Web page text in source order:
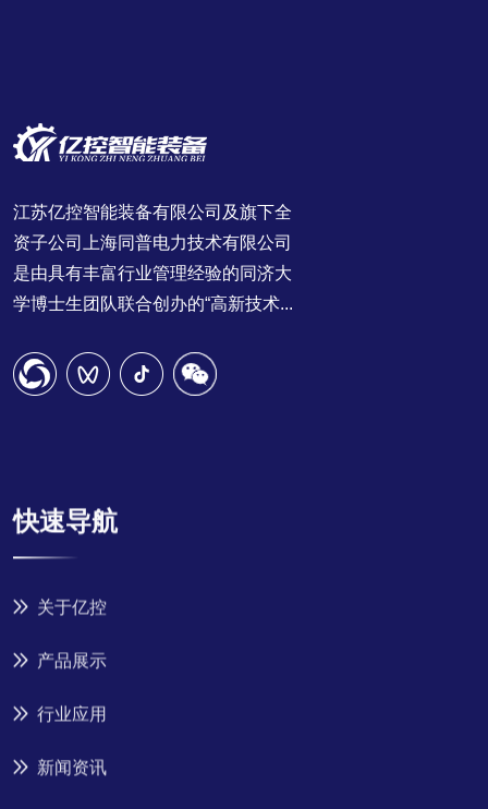
江苏亿控智能装备有限公司及旗下全
资子公司上海同普电力技术有限公司
是由具有丰富行业管理经验的同济大
学博士生团队联合创办的“高新技术...
快速导航
关于亿控
产品展示
行业应用
新闻资讯